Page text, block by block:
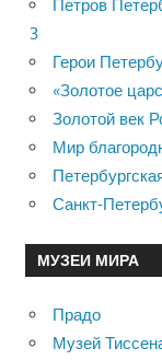
Петров
3
Герои
«Золотое
Золотой век
Мир
Санкт-
МУЗЕИ МИРА
Прадо
Музей